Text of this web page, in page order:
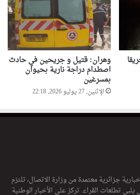
إخماد 42 حريقا وهران: قتيل و جريحين في حادث
اصطدام دراجة نارية بحيوان
بمسرغين
الإثنين, 27 يوليو 2026, 22:18
جزائرية معتمدة من وزارة الاتصال، تلتزم
تطلعات القراء. تركز على الأخبار الوطنية